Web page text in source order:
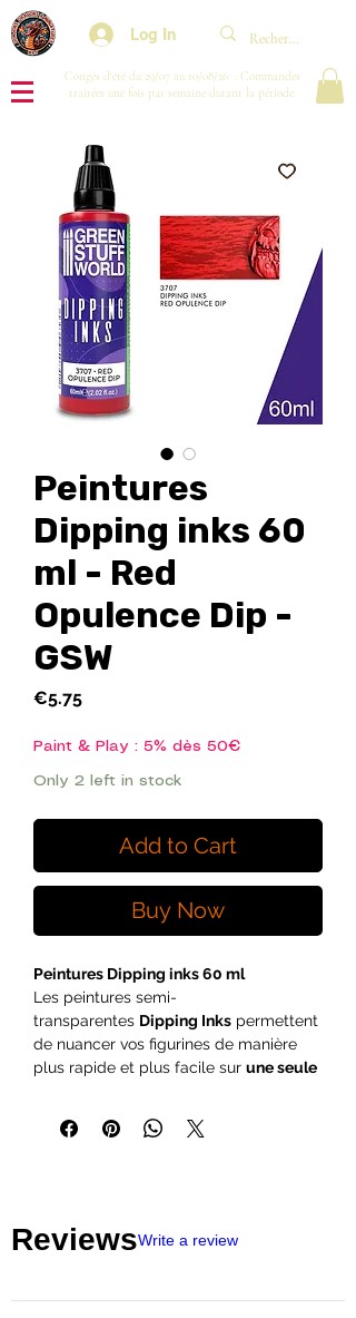
Log In
Congés d'été du 29/07 au 10/08/26 : Commandes
traitées une fois par semaine durant la période.
Peintures
Dipping inks 60
ml - Red
Opulence Dip -
GSW
€5.75Price
Paint & Play : 5% dès 50€
Only 2 left in stock
Add to Cart
Buy Now
Peintures Dipping inks 60 ml
Les peintures semi-
transparentes Dipping Inks permettent
de nuancer vos figurines de manière
plus rapide et plus facile sur une seule
pinceau sur une couche de blanc mat
ou une couleur claire pour obtenir
La gamme Dipping Inks est la meilleure
solution de peinture rapide (Speed
vos figurines(contrast) et gagner du
ReviewsWrite a review